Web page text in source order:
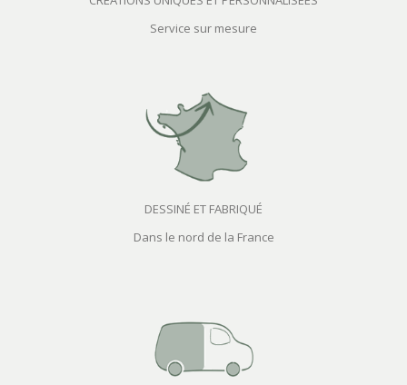
Service sur mesure
DESSINÉ ET FABRIQUÉ
Dans le nord de la France